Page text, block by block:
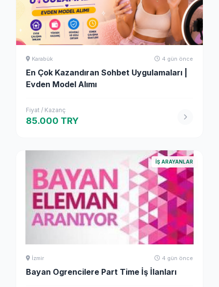
Karabük 4 gün önce
En Çok Kazandıran Sohbet Uygulamaları |
Evden Model Alımı
Fiyat / Kazanç
85.000 TRY
İŞ ARAYANLAR
İzmir 4 gün önce
Bayan Ogrencilere Part Time İş İlanları